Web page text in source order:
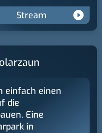
Stream
einfach einen
die
Eine
in